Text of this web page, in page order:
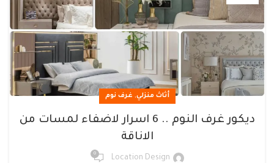
أثاث منزلي, غرف نوم
ديكور غرف النوم .. 6 اسرار لاضفاء لمسات من
الاناقة
Location Design
0